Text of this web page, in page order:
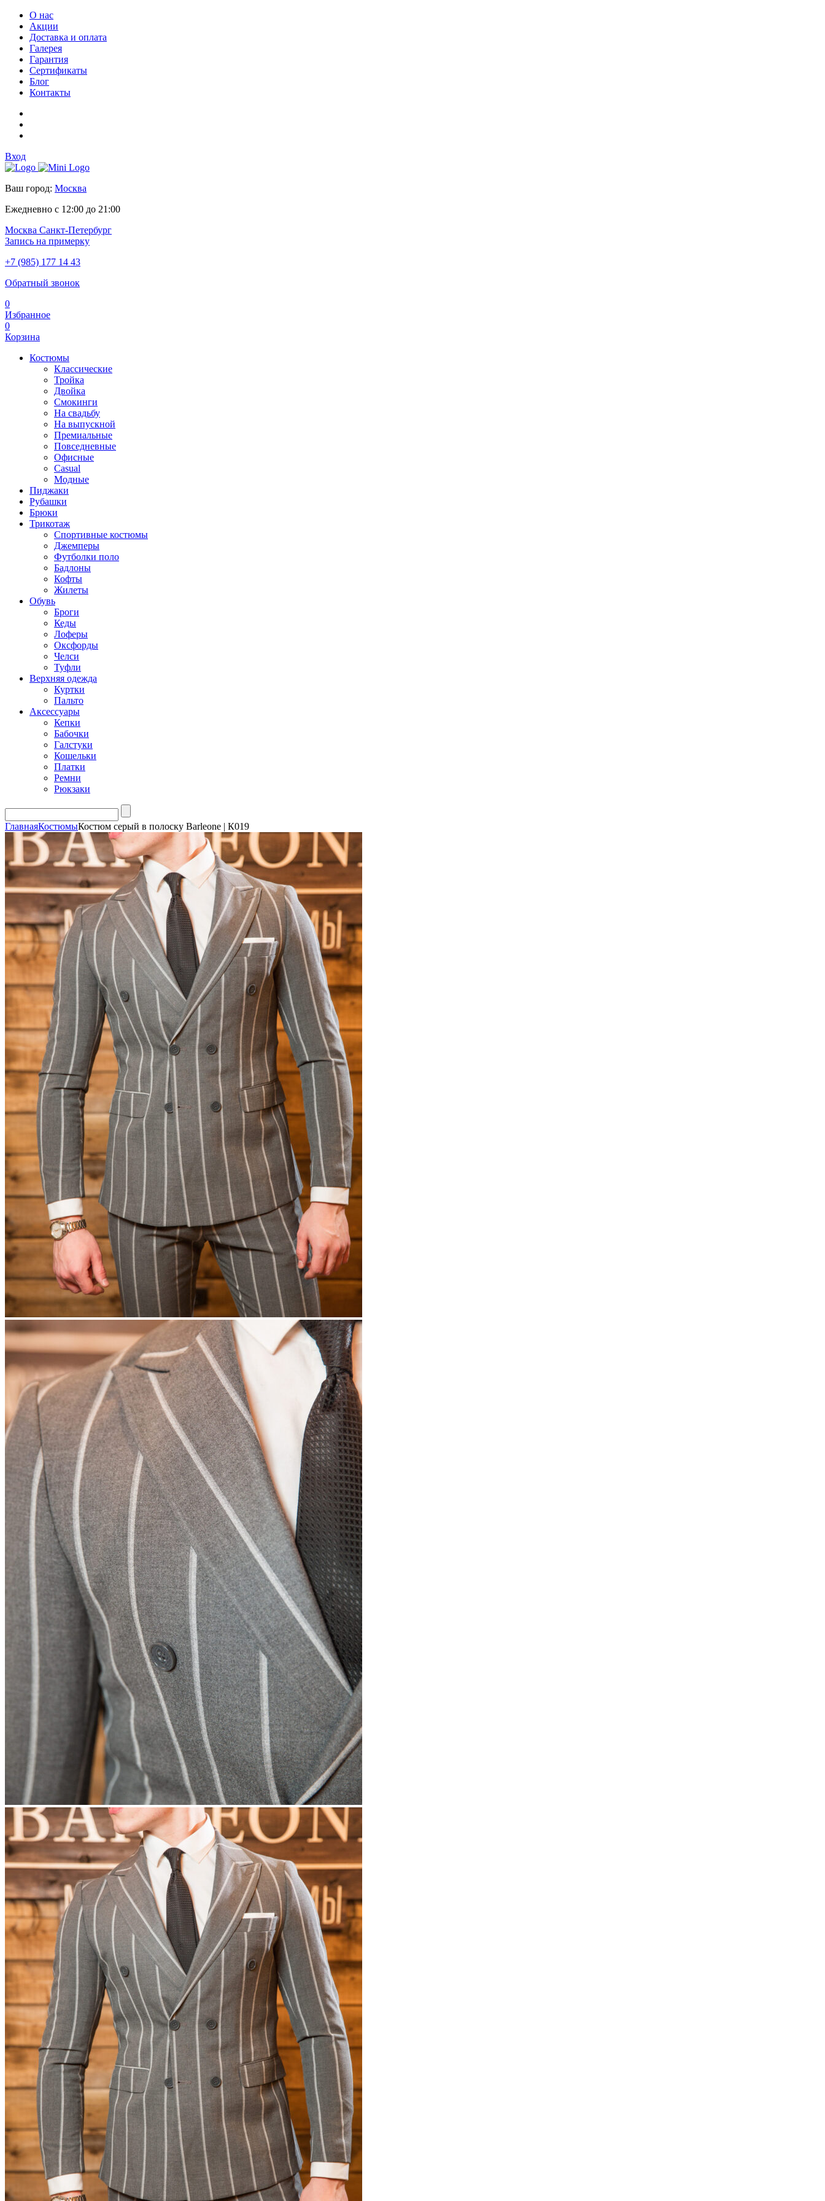
О нас
Акции
Доставка и оплата
Галерея
Гарантия
Сертификаты
Блог
Контакты
Вход
Ваш город: Москва
Ежедневно с 12:00 до 21:00
Москва Санкт-Петербург
Запись на примерку
+7 (985) 177 14 43
Обратный звонок
0
Избранное
0
Корзина
Костюмы
Классические
Тройка
Двойка
Смокинги
На свадьбу
На выпускной
Премиальные
Повседневные
Офисные
Casual
Модные
Пиджаки
Рубашки
Брюки
Трикотаж
Спортивные костюмы
Джемперы
Футболки поло
Бадлоны
Кофты
Жилеты
Обувь
Броги
Кеды
Лоферы
Оксфорды
Челси
Туфли
Верхняя одежда
Куртки
Пальто
Аксессуары
Кепки
Бабочки
Галстуки
Кошельки
Платки
Ремни
Рюкзаки
ГлавнаяКостюмыКостюм серый в полоску Barleone | К019